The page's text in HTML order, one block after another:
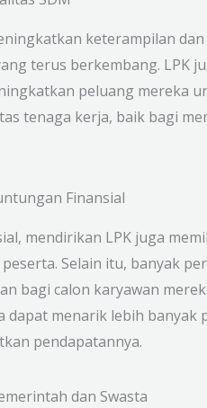
keterampilan
terus berkembang. LPK
peluang mereka
tenaga kerja, baik bagi
Finansial
mendirikan LPK juga
Selain itu, banyak
bagi calon karyawan
dapat menarik lebih
pendapatannya.
dan Swasta